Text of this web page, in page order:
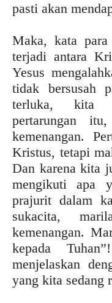
pasti akan
Maka, kata
terjadi antara
Yesus
tidak bersusah
terluka, kita
pertarungan
kemenangan.
Kristus, tetapi
Dan karena kita
mengikuti apa
prajurit dalam
sukacita,
kemenangan.
kepada
menjelaskan
yang kita sedang